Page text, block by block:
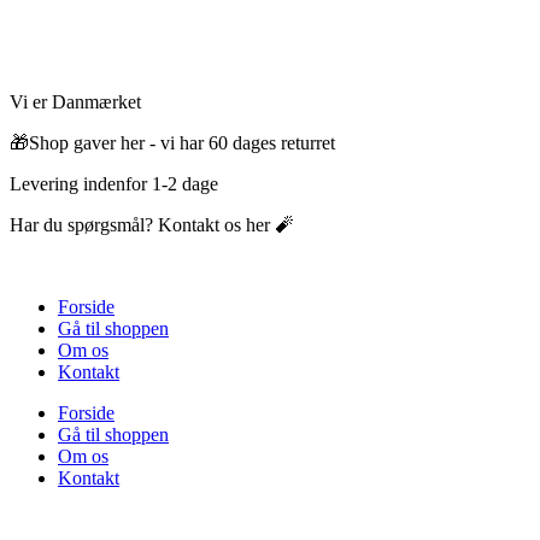
Vi er Danmærket
🎁Shop gaver her - vi har 60 dages returret
Levering indenfor 1-2 dage
Har du spørgsmål? Kontakt os her 🧨
Forside
Gå til shoppen
Om os
Kontakt
Forside
Gå til shoppen
Om os
Kontakt